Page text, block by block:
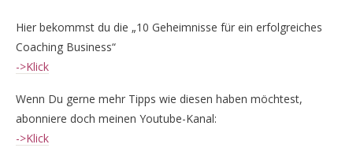
Hier bekommst du die „10 Geheimnisse für ein erfolgreiches
Coaching Business“
->Klick
Wenn Du gerne mehr Tipps wie diesen haben möchtest,
abonniere doch meinen Youtube-Kanal:
->Klick